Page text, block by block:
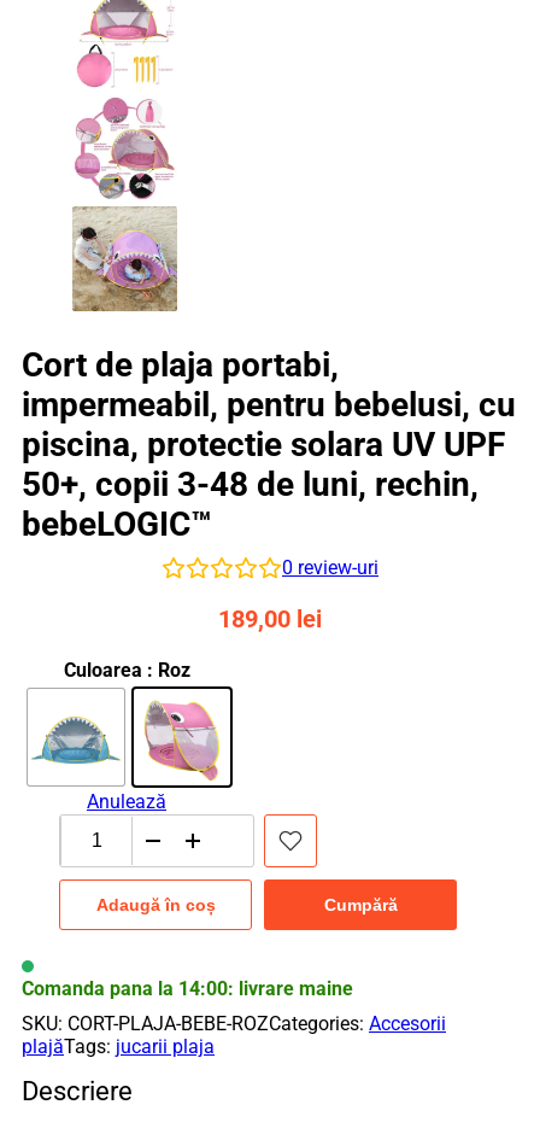
Cort de plaja portabi,
impermeabil, pentru bebelusi, cu
piscina, protectie solara UV UPF
50+, copii 3-48 de luni, rechin,
bebeLOGIC™
0 review-uri
189,00 lei
Culoarea : Roz
Anulează
Cantitate
Cort
plaja
pentru
bebelusi,
cu
piscina,
protectie
solara
Adaugă în coș Cumpără
Comanda pana la 14:00: livrare maine
SKU: CORT-PLAJA-BEBE-ROZCategories: Accesorii
plajăTags: jucarii plaja
Descriere